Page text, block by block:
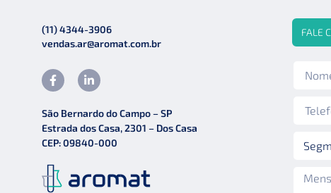
(11) 4344-3906
vendas.ar@aromat.com.br
São Bernardo do Campo – SP
Estrada dos Casa, 2301 – Dos Casa
CEP: 09840-000
FALE